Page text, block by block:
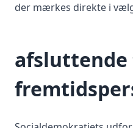
der mærkes direkte i
afsluttende